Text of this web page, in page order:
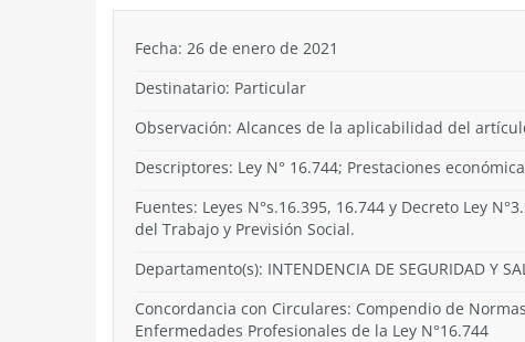
Fecha: 26 de enero de 2021
Destinatario: Particular
Observación: Alcances de la aplicabilidad del
Descriptores: Ley N° 16.744; Prestaciones
Fuentes: Leyes N°s.16.395, 16.744 y Decreto Ley
del Trabajo y Previsión Social.
Departamento(s): INTENDENCIA DE SEGURIDAD Y
Concordancia con Circulares: Compendio de
Enfermedades Profesionales de la Ley N°16.744